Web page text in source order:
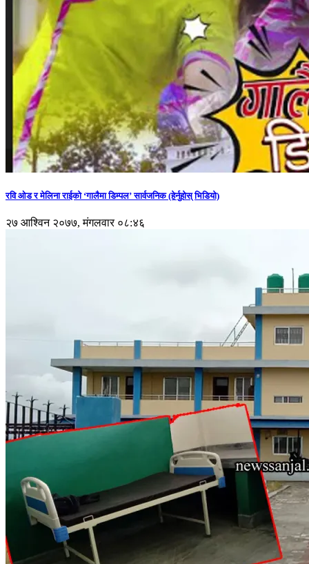
रवि ओड र मेलिना राईको ‘गालैमा डिम्पल’ सार्वजनिक (हेर्नुहोस् भिडियो)
२७ आश्विन २०७७, मंगलवार ०८:४६